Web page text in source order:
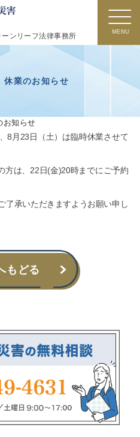
ンリーフ法律事務所
業のお知らせ
知らせ
8月23日（土）は臨時休業させて
方は、22日(金)20時までにご予約
了承いただきますようお願い申し
もどる